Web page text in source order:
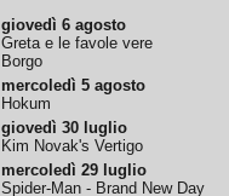
giovedì 6 agosto
Greta e le favole vere
Borgo
mercoledì 5 agosto
Hokum
giovedì 30 luglio
Kim Novak's Vertigo
mercoledì 29 luglio
Spider-Man - Brand New Day